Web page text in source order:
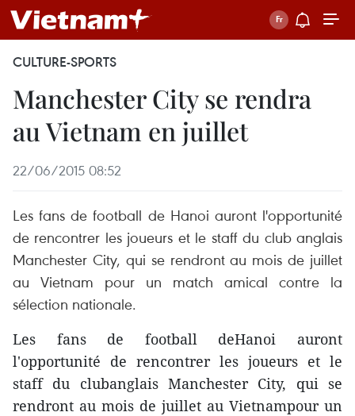
CULTURE-SPORTS
Manchester City se rendra
au Vietnam en juillet
22/06/2015 08:52
Les fans de football de Hanoi auront l'opportunité
de rencontrer les joueurs et le staff du club anglais
Manchester City, qui se rendront au mois de juillet
au Vietnam pour un match amical contre la
sélection nationale.
Les fans de football deHanoi auront
l'opportunité de rencontrer les joueurs et le
staff du clubanglais Manchester City, qui se
rendront au mois de juillet au Vietnampour un